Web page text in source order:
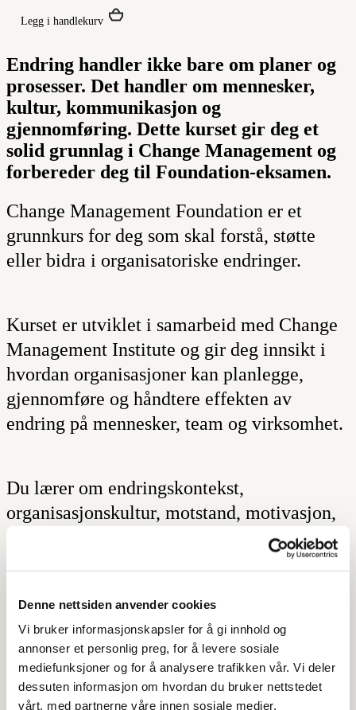
Denne nettsiden anvender cookies
Vi bruker informasjonskapsler for å gi innhold og
annonser et personlig preg, for å levere sosiale
mediefunksjoner og for å analysere trafikken vår. Vi deler
dessuten informasjon om hvordan du bruker nettstedet
vårt, med partnerne våre innen sosiale medier,
Legg i handlekurv
Endring handler ikke bare om planer og
prosesser. Det handler om mennesker,
kultur, kommunikasjon og
gjennomføring. Dette kurset gir deg et
solid grunnlag i Change Management og
forbereder deg til Foundation-eksamen.
Change Management Foundation er et
grunnkurs for deg som skal forstå, støtte
eller bidra i organisatoriske endringer.
Kurset er utviklet i samarbeid med Change
Management Institute og gir deg innsikt i
hvordan organisasjoner kan planlegge,
gjennomføre og håndtere effekten av
endring på mennesker, team og virksomhet.
Du lærer om endringskontekst,
organisasjonskultur, motstand, motivasjon,
interessenter, kommunikasjon og rollen til
change manager. Kurset viser også hvordan
bidra til bedre endringsarbeid.
Målet er at du skal få et tydelig språk for
endring, forstå sentrale prinsipper i Change